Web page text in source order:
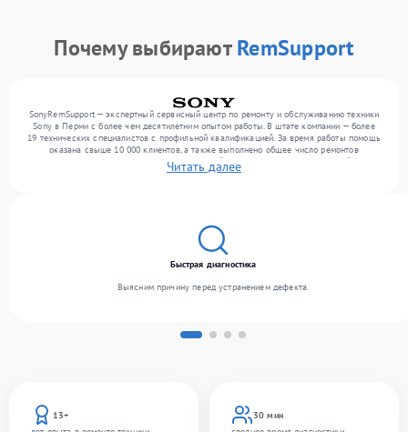
Почему выбираютRemSupport
SonyRemSupport — экспертный сервисный центр по ремонту и обслуживанию техники
Sony в Перми с более чем десятилетним опытом работы. В штате компании — более
19 технических специалистов с профильной квалификацией. За время работы помощь
оказана свыше 10 000 клиентов, а также выполнено общее число ремонтов
превысило 12 000. Ежемесячно в сервисный центр поступает от 300 устройств,
включая , , . Мы выполняем ремонт различного уровня сложности и обеспечиваем
Читать далее
13+
30 мин
Быстрая диагностика
Выясним причину перед устранением дефекта.